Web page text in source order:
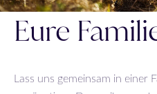
Eure
Lass uns gemeinsam in einer